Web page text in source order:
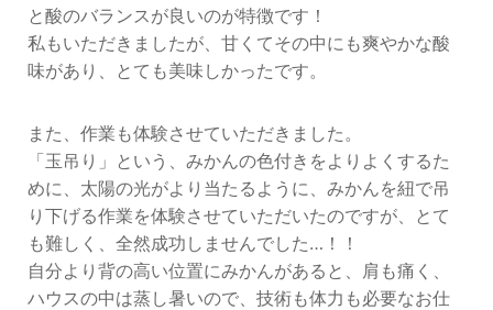
と酸のバランスが良いのが特徴です！
私もいただきましたが、甘くてその中にも爽やかな酸
味があり、とても美味しかったです。
また、作業も体験させていただきました。
「玉吊り」という、みかんの色付きをよりよくするた
めに、太陽の光がより当たるように、みかんを紐で吊
り下げる作業を体験させていただいたのですが、とて
も難しく、全然成功しませんでした…！！
自分より背の高い位置にみかんがあると、肩も痛く、
ハウスの中は蒸し暑いので、技術も体力も必要なお仕